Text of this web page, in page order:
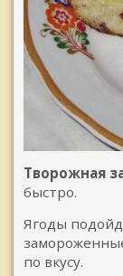
Творожная
быстро.
Ягоды
по вкусу.